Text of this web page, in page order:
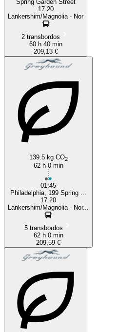
Spring Garden Street
17:20
Lankershim/Magnolia - Nor
2 transbordos
60 h 40 min
209,13 €
139.5 kg CO2
62 h 0 min
01:45
Philadelphia, 199 Spring ...
17:20
Lankershim/Magnolia - Nor...
5 transbordos
62 h 0 min
209,59 €